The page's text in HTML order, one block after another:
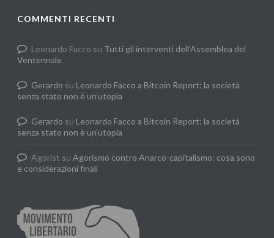
COMMENTI RECENTI
Leonardo Facco su Tutti gli interventi dell’Assemblea del
Ventennale
Gerardo su Leonardo Facco a Bitcoin Report: la società
senza stato non è un’utopia
Gerardo su Leonardo Facco a Bitcoin Report: la società
senza stato non è un’utopia
Agorist suAgorismo contro Anarco-capitalismo: cosa sono
e considerazioni finali